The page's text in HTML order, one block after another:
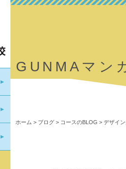
GUNMAマン
ホーム > ブログ > コースのBLOG > デザイ